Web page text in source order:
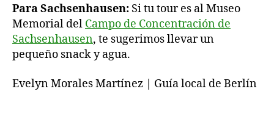
Para Sachsenhausen: Si tu tour es al Museo
Memorial del Campo de Concentración de
Sachsenhausen, te sugerimos llevar un
pequeño snack y agua.
Evelyn Morales Martínez | Guía local de Berlín